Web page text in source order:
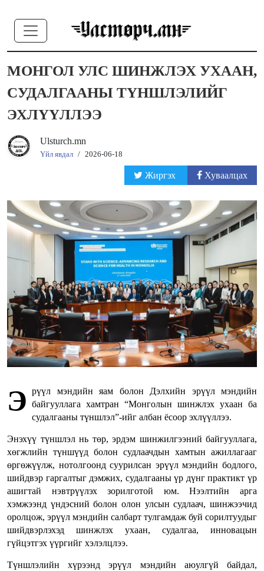
МОНГОЛ УЛС ШИНЖЛЭХ УХААН,
СУДАЛГААНЫ ТҮНШЛЭЛИЙГ
ЭХЛҮҮЛЛЭЭ
Ulsturch.mn
Үйл явдал / 2026-06-18
Жиргэх Хуваалцах
Э рүүл мэндийн яам болон Дэлхийн эрүүл мэндийн
байгууллага хамтран “Монголын шинжлэх ухаан ба
судалгааны түншлэл”-ийг албан ёсоор эхлүүллээ.
Энэхүү түншлэл нь төр, эрдэм шинжилгээний байгууллага,
хөгжлийн түншүүд болон судлаачдын хамтын ажиллагааг
өргөжүүлж, нотолгоонд суурилсан эрүүл мэндийн бодлого,
шийдвэр гаргалтыг дэмжих, судалгааны үр дүнг практикт үр
ашигтай нэвтрүүлэх зорилготой юм. Нээлтийн арга
хэмжээнд үндэсний болон олон улсын судлаач, шинжээчид
оролцож, эрүүл мэндийн салбарт тулгамдаж буй сорилтуудыг
шийдвэрлэхэд шинжлэх ухаан, судалгаа, инновацын
гүйцэтгэх үүргийг хэлэлцлээ.
Түншлэлийн хүрээнд эрүүл мэндийн аюулгүй байдал,